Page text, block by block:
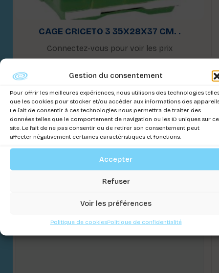
Gestion du consentement
Pour offrir les meilleures expériences, nous utilisons des technologies
que les cookies pour stocker et/ou accéder aux informations des
Le fait de consentir à ces technologies nous permettra de traiter des
données telles que le comportement de navigation ou les ID uniques sur ce
site. Le fait de ne pas consentir ou de retirer son consentement peut
affecter négativement certaines caractéristiques et fonctions.
Accepter
Refuser
Voir les préférences
Politique de cookiesPolitique de confidentialité
CAGE CRICETO 3 35X28X37 CM. .
Connectez-vous pour voir les prix